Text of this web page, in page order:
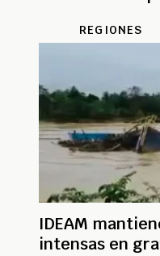
REGIONES
IDEAM
intensas en